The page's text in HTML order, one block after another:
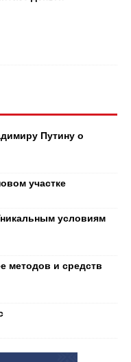
Путину о
участке
условиям
методов и средств